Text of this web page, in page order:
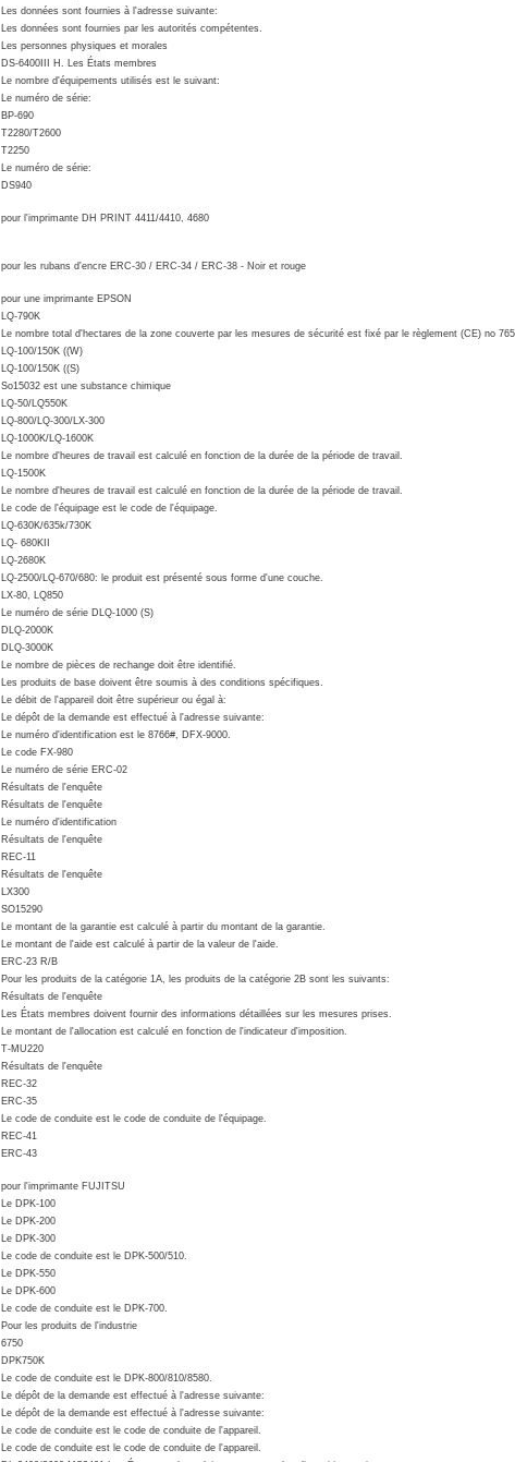
Les données sont fournies à l'adresse suivante:
Les données sont fournies par les autorités compétentes.
Les personnes physiques et morales
DS-6400III H. Les États membres
Le nombre d'équipements utilisés est le suivant:
Le numéro de série:
BP-690
T2280/T2600
T2250
Le numéro de série:
DS940
pour l'imprimante DH PRINT 4411/4410, 4680
pour les rubans d'encre ERC-30 / ERC-34 / ERC-38 - Noir et rouge
pour une imprimante EPSON
LQ-790K
Le nombre total d'hectares de la zone couverte par les mesures de sécurité est fixé par le règlement (CE) no
LQ-100/150K ((W)
LQ-100/150K ((S)
So15032 est une substance chimique
LQ-50/LQ550K
LQ-800/LQ-300/LX-300
LQ-1000K/LQ-1600K
Le nombre d'heures de travail est calculé en fonction de la durée de la période de travail.
LQ-1500K
Le nombre d'heures de travail est calculé en fonction de la durée de la période de travail.
Le code de l'équipage est le code de l'équipage.
LQ-630K/635k/730K
LQ- 680KII
LQ-2680K
LQ-2500/LQ-670/680: le produit est présenté sous forme d'une couche.
LX-80, LQ850
Le numéro de série DLQ-1000 (S)
DLQ-2000K
DLQ-3000K
Le nombre de pièces de rechange doit être identifié.
Les produits de base doivent être soumis à des conditions spécifiques.
Le débit de l'appareil doit être supérieur ou égal à:
Le dépôt de la demande est effectué à l'adresse suivante:
Le numéro d'identification est le 8766#, DFX-9000.
Le code FX-980
Le numéro de série ERC-02
Résultats de l'enquête
Résultats de l'enquête
Le numéro d'identification
Résultats de l'enquête
REC-11
Résultats de l'enquête
LX300
SO15290
Le montant de la garantie est calculé à partir du montant de la garantie.
Le montant de l'aide est calculé à partir de la valeur de l'aide.
ERC-23 R/B
Pour les produits de la catégorie 1A, les produits de la catégorie 2B sont les suivants:
Résultats de l'enquête
Les États membres doivent fournir des informations détaillées sur les mesures prises.
Le montant de l'allocation est calculé en fonction de l'indicateur d'imposition.
T-MU220
Résultats de l'enquête
REC-32
ERC-35
Le code de conduite est le code de conduite de l'équipage.
REC-41
ERC-43
pour l'imprimante FUJITSU
Le DPK-100
Le DPK-200
Le DPK-300
Le code de conduite est le DPK-500/510.
Le DPK-550
Le DPK-600
Le code de conduite est le DPK-700.
Pour les produits de l'industrie
6750
DPK750K
Le code de conduite est le DPK-800/810/8580.
Le dépôt de la demande est effectué à l'adresse suivante:
Le dépôt de la demande est effectué à l'adresse suivante:
Le code de conduite est le code de conduite de l'appareil.
Le code de conduite est le code de conduite de l'appareil.